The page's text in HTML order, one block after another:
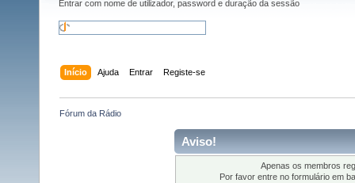
Entrar com nome de utilizador, password e duração da sessão
Início Ajuda Entrar Registe-se
Fórum da Rádio
Aviso!
Apenas os membros
Por favor entre no formulário em